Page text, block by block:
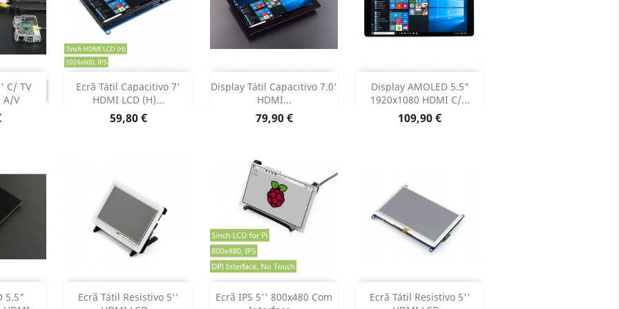
C/ TV
A/V
Ecrã Tátil Capacitivo 7'
HDMI LCD (H)...
Preço
59,80 €
Adicionar 
Dados do produto
Display Tátil Capacitivo 7.0'
HDMI...
Preço
79,90 €
Adicionar 
Dados do produto
Display AMOLED 5.5"
1920x1080 HDMI C/...
Preço
109,90 €
Adicionar 
Dados do produto
5.5"
Ecrã Tátil Resistivo 5''
Adicionar 
Ecrã IPS 5'' 800x480 Com
Adicionar 
Ecrã Tátil Resistivo 5''
Adicionar 